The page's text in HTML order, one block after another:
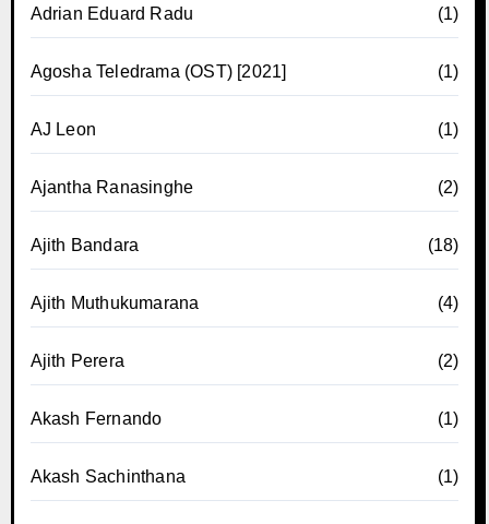
Adrian Eduard Radu (1)
Agosha Teledrama (OST) [2021] (1)
AJ Leon (1)
Ajantha Ranasinghe (2)
Ajith Bandara (18)
Ajith Muthukumarana (4)
Ajith Perera (2)
Akash Fernando (1)
Akash Sachinthana (1)